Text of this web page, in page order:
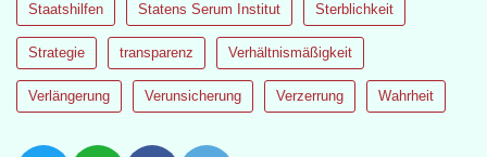
Staatshilfen Statens Serum Institut Sterblichkeit
Strategie transparenz Verhältnismäßigkeit
Verlängerung Verunsicherung Verzerrung Wahrheit